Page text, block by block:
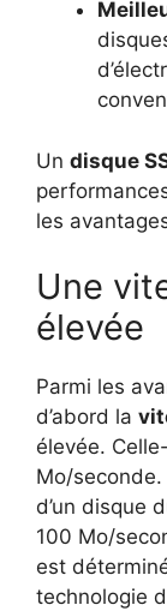
Un disque
les
Une
élevée
Parmi les
d’abord la
élevée.
Mo/
d’un disque
100 Mo/
est
technologie